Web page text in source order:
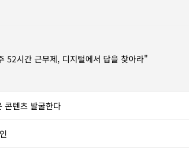
52시간 근무제, 디지털에서 답을 찾아라"
콘텐츠 발굴한다